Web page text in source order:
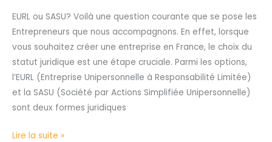
EURL ou SASU? Voilà une question courante que se pose les
Entrepreneurs que nous accompagnons. En effet, lorsque
vous souhaitez créer une entreprise en France, le choix du
statut juridique est une étape cruciale. Parmi les options,
l’EURL (Entreprise Unipersonnelle à Responsabilité Limitée)
et la SASU (Société par Actions Simplifiée Unipersonnelle)
sont deux formes juridiques
Lire la suite »